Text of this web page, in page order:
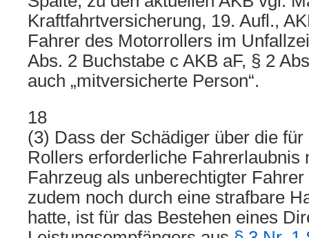
Kraftfahrtversicherung, 19. Aufl.,
Fahrer des Motorrollers im
Abs. 2 Buchstabe c AKB aF, § 2
auch „mitversicherte Person“.
18
(3) Dass der Schädiger über die
Rollers erforderliche Fahrerlaubnis
Fahrzeug als unberechtigter
zudem noch durch eine strafbare
hatte, ist für das Bestehen eines